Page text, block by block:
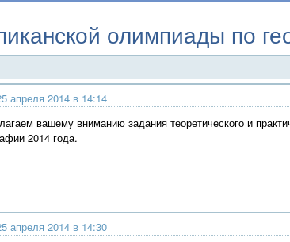
олимпиады по
апреля 2014 в 14:14
вашему вниманию задания теоретического и
2014 года.
апреля 2014 в 14:30